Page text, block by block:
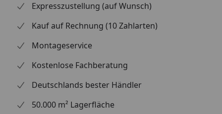
Expresszustellung (auf Wunsch)
Kauf auf Rechnung (10 Zahlarten)
Montageservice
Kostenlose Fachberatung
Deutschlands bester Händler
50.000 m² Lagerfläche